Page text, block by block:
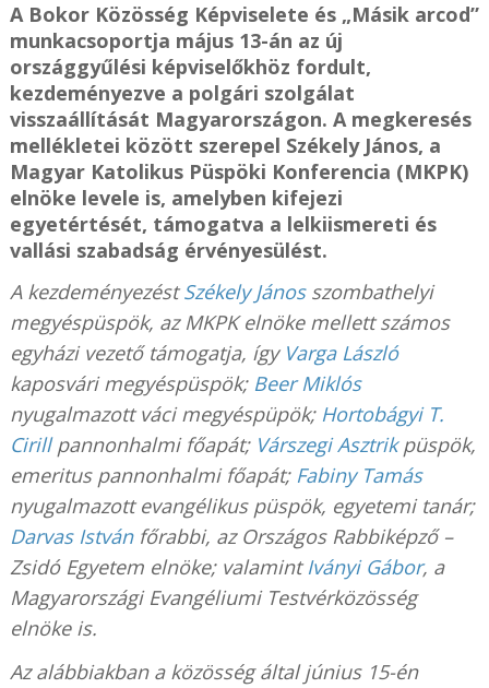
A Bokor Közösség Képviselete és „Másik arcod”
munkacsoportja május 13-án az új
országgyűlési képviselőkhöz fordult,
kezdeményezve a polgári szolgálat
visszaállítását Magyarországon. A megkeresés
mellékletei között szerepel Székely János, a
Magyar Katolikus Püspöki Konferencia (MKPK)
elnöke levele is, amelyben kifejezi
egyetértését, támogatva a lelkiismereti és
vallási szabadság érvényesülést.
A kezdeményezéstSzékely Jánosszombathelyi
megyéspüspök, az MKPK elnöke mellett számos
egyházi vezető támogatja, így Varga László
kaposvári megyéspüspök; Beer Miklós
nyugalmazott váci megyéspüpök; Hortobágyi T.
Cirillpannonhalmi főapát; Várszegi Asztrikpüspök,
emeritus pannonhalmi főapát; Fabiny Tamás
nyugalmazott evangélikus püspök, egyetemi tanár;
Darvas István főrabbi, az Országos Rabbiképző –
Zsidó Egyetem elnöke; valamintIványi Gábor, a
Magyarországi Evangéliumi Testvérközösség
elnöke is.
Az alábbiakban a közösség által június 15-én